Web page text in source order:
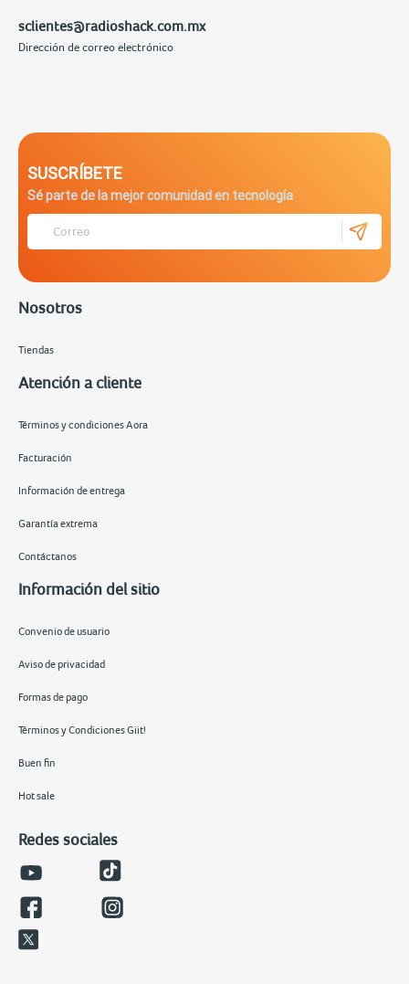
sclientes@radioshack.com.mx
Dirección de correo electrónico
SUSCRÍBETE
Sé parte de la mejor comunidad en tecnología
Nosotros
Tiendas
Atención a cliente
Términos y condiciones Aora
Facturación
Información de entrega
Garantía extrema
Contáctanos
Información del sitio
Convenio de usuario
Aviso de privacidad
Formas de pago
Términos y Condiciones Giit!
Buen fin
Hot sale
Redes sociales